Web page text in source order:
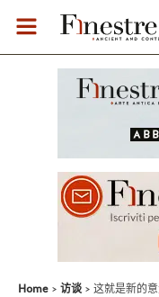
Home 访谈
这就是新的